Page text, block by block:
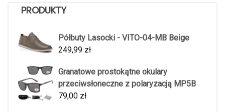
PRODUKTY
Półbuty Lasocki - VITO-04-MB Beige
249,99 zł
Granatowe prostokątne okulary
przeciwsłoneczne z polaryzacją MP5B
79,00 zł